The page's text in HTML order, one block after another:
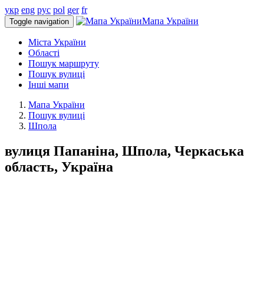
укр eng рус pol ger fr
Toggle navigation Мапа України
Міста України
Області
Пошук маршруту
Пошук вулиці
Інші мапи
Мапа України
Пошук вулиці
Шпола
вулиця Папаніна, Шпола, Черкаська
область, Україна